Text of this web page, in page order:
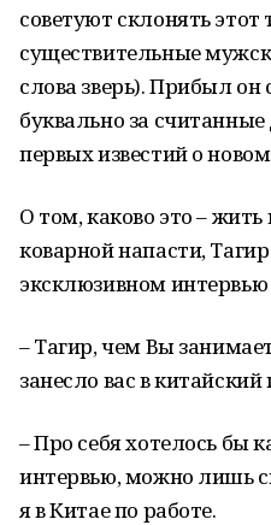
советуют склонять
существительные
слова зверь). Прибыл он
буквально за
первых известий о
О том, каково это –
коварной напасти,
эксклюзивном
– Тагир, чем Вы
занесло вас в китайский
– Про себя хотелось бы
интервью, можно лишь
я в Китае по работе.